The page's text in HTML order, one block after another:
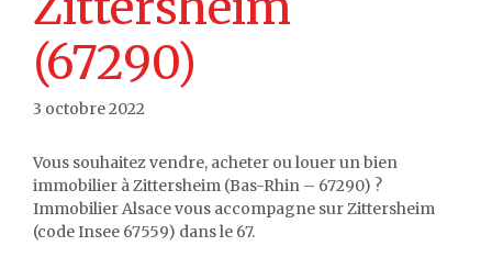
(67290)
3 octobre 2022
Vous souhaitez vendre, acheter ou louer un bien
immobilier à Zittersheim (Bas-Rhin – 67290) ?
Immobilier Alsace vous accompagne sur Zittersheim
(code Insee 67559) dans le 67.